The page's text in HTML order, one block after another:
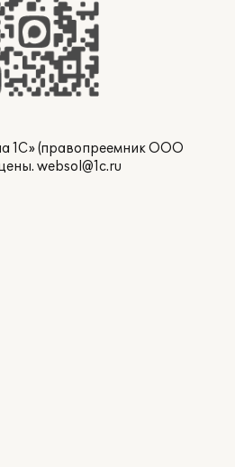
1С» (правопреемник ООО
websol@1c.ru